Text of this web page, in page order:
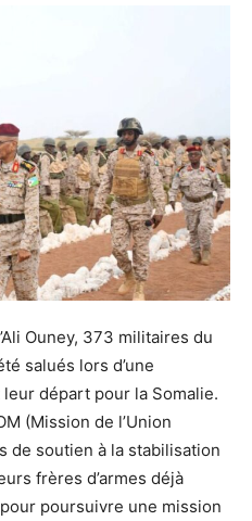
Ouney, 373 militaires du
salués lors d’une
départ pour la Somalie.
(Mission de l’Union
de soutien à la stabilisation
frères d’armes déjà
poursuivre une mission